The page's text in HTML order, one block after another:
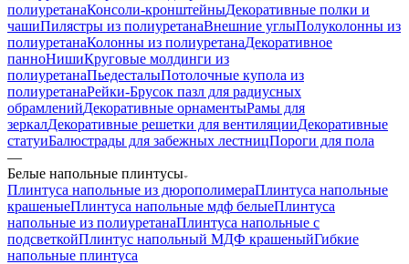
полиуретанаКонсоли-кронштейныДекоративные полки и
чашиПилястры из полиуретанаВнешние углыПолуколонны из
полиуретанаКолонны из полиуретанаДекоративное
панноНишиКруговые молдинги из
полиуретанаПьедесталыПотолочные купола из
полиуретанаРейки-Брусок пазл для радиусных
обрамленийДекоративные орнаментыРамы для
зеркалДекоративные решетки для вентиляцииДекоративные
статуиБалюстрады для забежных лестницПороги для пола
—
Белые напольные плинтусы
Плинтуса напольные из дюрополимераПлинтуса напольные
крашеныеПлинтуса напольные мдф белыеПлинтуса
напольные из полиуретанаПлинтуса напольные с
подсветкойПлинтус напольный МДФ крашеныйГибкие
напольные плинтуса